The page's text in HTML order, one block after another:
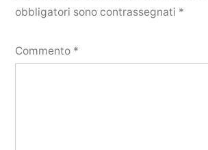
obbligatori sono contrassegnati *
Commento *